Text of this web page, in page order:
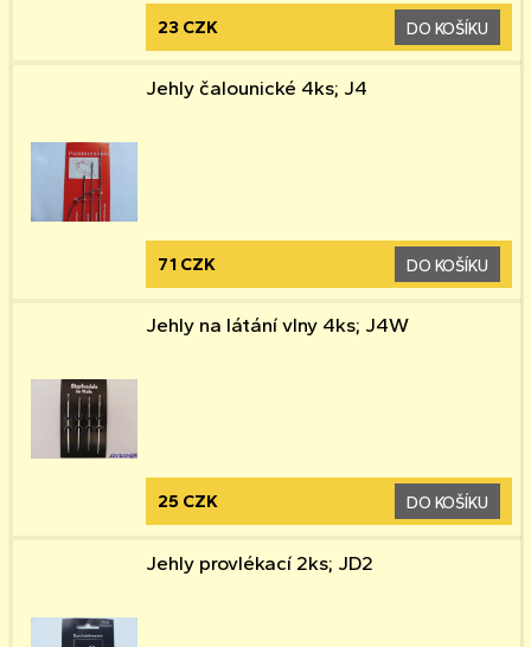
23 CZK DO KOŠÍKU
Jehly čalounické 4ks; J4
71 CZK DO KOŠÍKU
Jehly na látání vlny 4ks; J4W
25 CZK DO KOŠÍKU
Jehly provlékací 2ks; JD2